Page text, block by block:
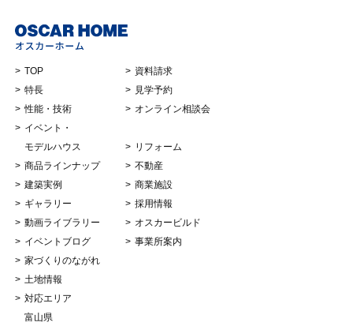
TOP
特長
性能・技術
イベント・
モデルハウス
商品ラインナップ
建築実例
ギャラリー
動画ライブラリー
イベントブログ
家づくりのながれ
土地情報
対応エリア
富山県
資料請求
見学予約
オンライン相談会
リフォーム
不動産
商業施設
採用情報
オスカービルド
事業所案内